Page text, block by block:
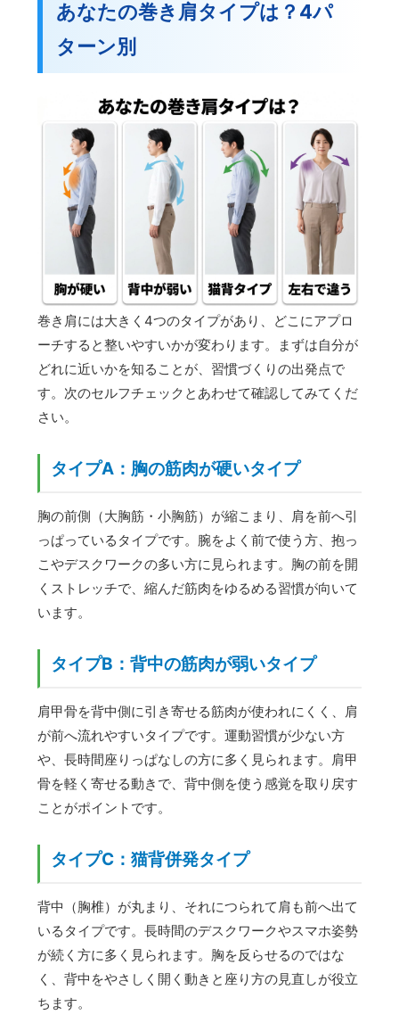
あなたの巻き肩タイプは？4パ
ターン別
巻き肩には大きく4つのタイプがあり、どこにアプロ
ーチすると整いやすいかが変わります。まずは自分が
どれに近いかを知ることが、習慣づくりの出発点で
す。次のセルフチェックとあわせて確認してみてくだ
さい。
タイプA：胸の筋肉が硬いタイプ
胸の前側（大胸筋・小胸筋）が縮こまり、肩を前へ引
っぱっているタイプです。腕をよく前で使う方、抱っ
こやデスクワークの多い方に見られます。胸の前を開
くストレッチで、縮んだ筋肉をゆるめる習慣が向いて
います。
タイプB：背中の筋肉が弱いタイプ
肩甲骨を背中側に引き寄せる筋肉が使われにくく、肩
が前へ流れやすいタイプです。運動習慣が少ない方
や、長時間座りっぱなしの方に多く見られます。肩甲
骨を軽く寄せる動きで、背中側を使う感覚を取り戻す
ことがポイントです。
タイプC：猫背併発タイプ
背中（胸椎）が丸まり、それにつられて肩も前へ出て
いるタイプです。長時間のデスクワークやスマホ姿勢
が続く方に多く見られます。胸を反らせるのではな
く、背中をやさしく開く動きと座り方の見直しが役立
ちます。